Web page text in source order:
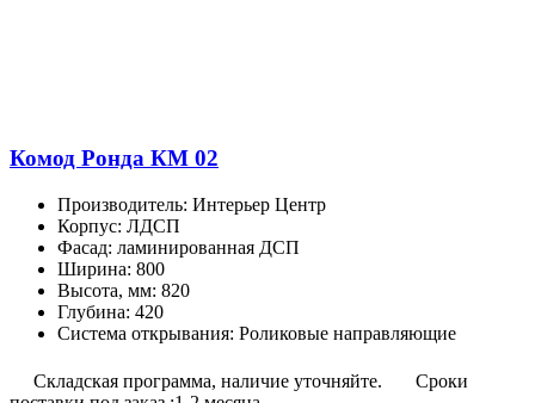
Комод Ронда КМ 02
Производитель: Интерьер Центр
Корпус: ЛДСП
Фасад: ламинированная ДСП
Ширина: 800
Высота, мм: 820
Глубина: 420
Система открывания: Роликовые направляющие
Складская программа, наличие уточняйте.
Сроки